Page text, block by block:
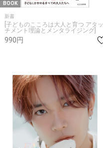
BOOK
新書
[子どものこころは大人と育つ アタッ
チメント理論とメンタライジング]
990円